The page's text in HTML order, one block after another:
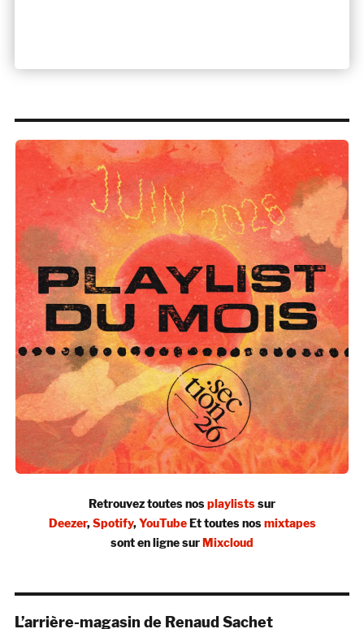
Retrouvez toutes nosplaylistssur
Deezer,Spotify,YouTubeEt toutes nosmixtapes
sont en ligne surMixcloud
L’arrière-magasin de Renaud Sachet